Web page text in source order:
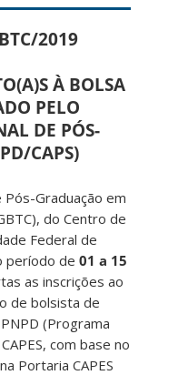
2019
À BOLSA
PELO
DE PÓS-
CAPS)
Graduação em
do Centro de
Federal de
período de01 a 15
as inscrições ao
de bolsista de
(Programa
com base no
Portaria CAPES